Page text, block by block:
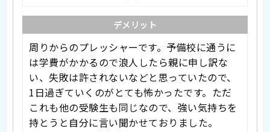
デメリット
周りからのプレッシャーです。予備校に通うに
は学費がかかるので浪人したら親に申し訳な
い、失敗は許されないなどと思っていたので、
1日過ぎていくのがとても怖かったです。ただ
これも他の受験生も同じなので、強い気持ちを
持とうと自分に言い聞かせておりました。